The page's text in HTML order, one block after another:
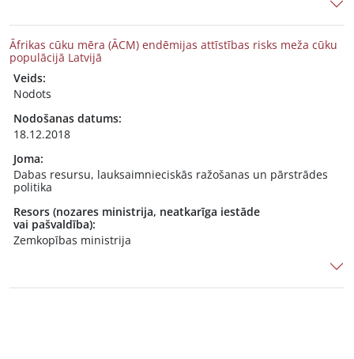
Āfrikas cūku mēra (ĀCM) endēmijas attīstības risks meža cūku
populācijā Latvijā
Veids:
Nodots
Nodošanas datums:
18.12.2018
Joma:
Dabas resursu, lauksaimnieciskās ražošanas un pārstrādes
politika
Resors (nozares ministrija, neatkarīga iestāde
vai pašvaldība):
Zemkopības ministrija